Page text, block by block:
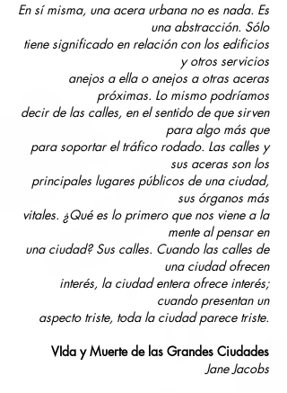
En sí misma, una acera urbana no es nada. Es
una abstracción. Sólo
tiene significado en relación con los edificios
y otros servicios
anejos a ella o anejos a otras aceras
próximas. Lo mismo podríamos
decir de las calles, en el sentido de que sirven
para algo más que
para soportar el tráfico rodado. Las calles y
sus aceras son los
principales lugares públicos de una ciudad,
sus órganos más
vitales. ¿Qué es lo primero que nos viene a la
mente al pensar en
una ciudad? Sus calles. Cuando las calles de
una ciudad ofrecen
interés, la ciudad entera ofrece interés;
cuando presentan un
aspecto triste, toda la ciudad parece triste.
VIda y Muerte de las Grandes Ciudades
Jane Jacobs